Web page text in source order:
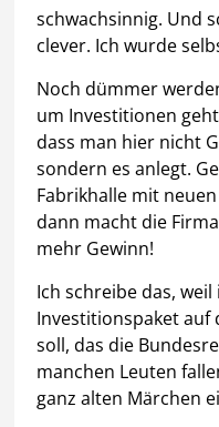
schwachsinnig. Und
clever. Ich wurde
Noch dümmer
um Investitionen
dass man hier nicht
sondern es anlegt.
Fabrikhalle mit
dann macht die
mehr Gewinn!
Ich schreibe das,
Investitionspaket auf
soll, das die
manchen Leuten
ganz alten Märchen